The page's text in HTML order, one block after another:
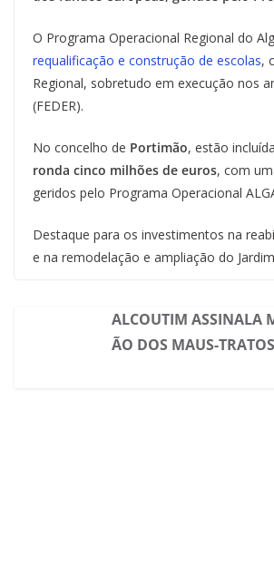
t
O Programa Operacional Regional do
requalificação e construção de escolas,
Regional, sobretudo em execução nos
(FEDER).
No concelho de Portimão, estão
ronda cinco milhões de euros, com
geridos pelo Programa Operacional
Destaque para os investimentos na
e na remodelação e ampliação do
ALCOUTIM ASSINALA
ÃO DOS MAUS-